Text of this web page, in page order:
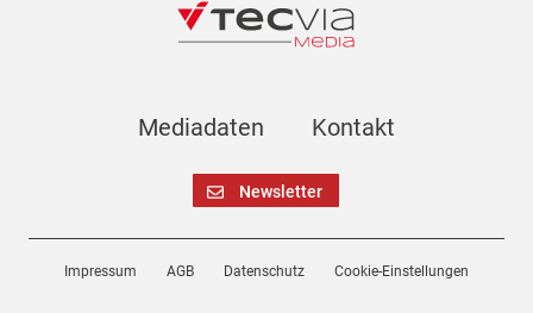
Mediadaten Kontakt
Newsletter
Impressum AGB Datenschutz Cookie-Einstellungen